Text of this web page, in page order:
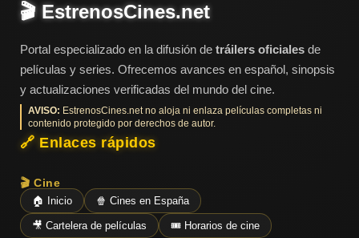
🎬 EstrenosCines.net
Portal especializado en la difusión de tráilers oficiales de
películas y series. Ofrecemos avances en español, sinopsis
y actualizaciones verificadas del mundo del cine.
AVISO: EstrenosCines.net no aloja ni enlaza películas completas ni
contenido protegido por derechos de autor.
🔗 Enlaces rápidos
🎬 Cine
🏠 Inicio 🍿 Cines en España
🎥 Cartelera de películas 🎟️ Horarios de cine